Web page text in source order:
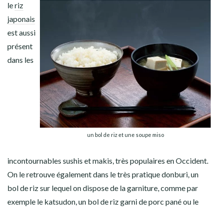
un bol de riz et une soupe miso
leriz
japonais
est aussi
présent
dans les
incontournables sushis etmakis, très populaires en Occident.
On le retrouve également dans le très pratiquedonburi, un
bol de riz sur lequel on dispose de la garniture, comme par
exemple le katsudon, un bol de riz garni de porc pané ou le